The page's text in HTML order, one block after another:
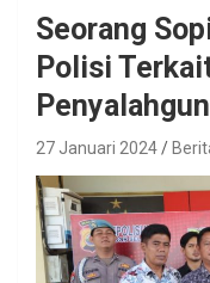
Seorang
Polisi
27 Januari 2024